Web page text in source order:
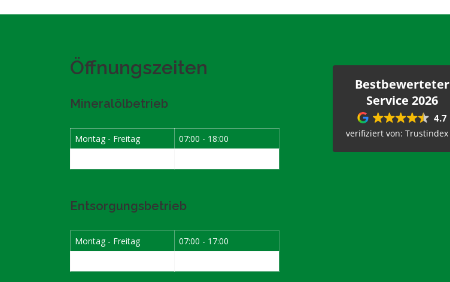
Öffnungszeiten
Mineralölbetrieb
Montag - Freitag
07:00 - 18:00
Entsorgungsbetrieb
Montag - Freitag
07:00 - 17:00
Bestbewerteter
Service 2026
4.7
verifiziert von: Trustindex